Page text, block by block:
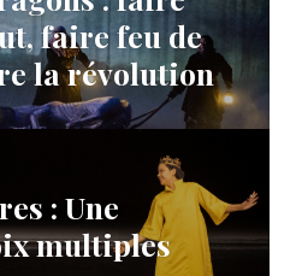
faire feu de
la révolution
: Une
multiples